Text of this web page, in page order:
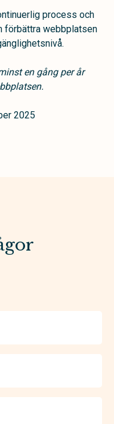
process och
förbättra webbplatsen
en gång per år
2025